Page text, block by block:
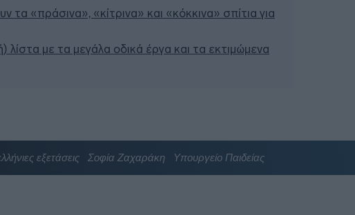
τα «πράσινα», «κίτρινα» και «κόκκινα» σπίτια για
λίστα με τα μεγάλα οδικά έργα και τα εκτιμώμενα
εξετάσεις Σοφία Ζαχαράκη Υπουργείο Παιδείας